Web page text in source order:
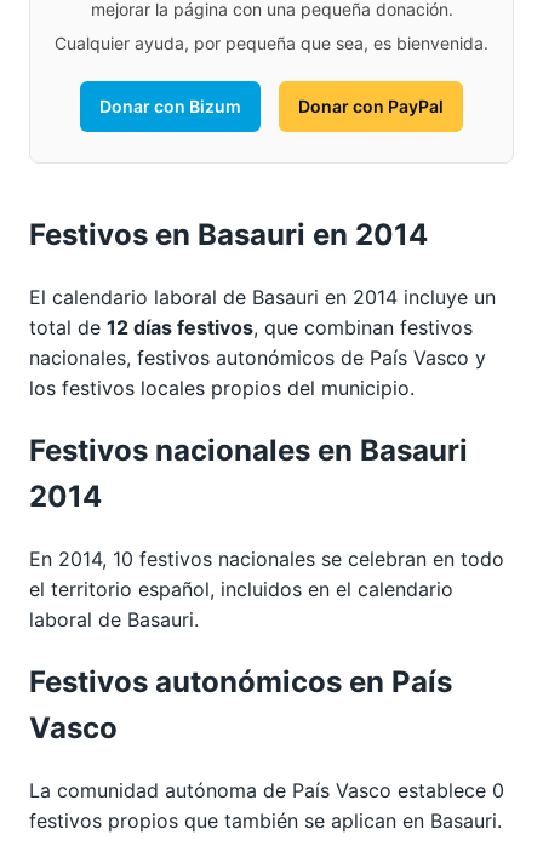
mejorar la página con una pequeña donación.
Cualquier ayuda, por pequeña que sea, es bienvenida.
Donar con Bizum Donar con PayPal
Festivos en Basauri en 2014
El calendario laboral de Basauri en 2014 incluye un
total de 12 días festivos, que combinan festivos
nacionales, festivos autonómicos de País Vasco y
los festivos locales propios del municipio.
Festivos nacionales en Basauri
2014
En 2014, 10 festivos nacionales se celebran en todo
el territorio español, incluidos en el calendario
laboral de Basauri.
Festivos autonómicos en País
Vasco
La comunidad autónoma de País Vasco establece 0
festivos propios que también se aplican en Basauri.